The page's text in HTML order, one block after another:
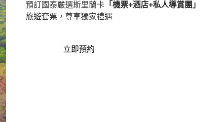
預訂國泰嚴選斯里蘭卡 「機票+酒店+私人導賞團」
旅遊套票，尊享獨家禮遇
立即預約